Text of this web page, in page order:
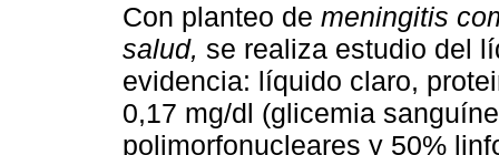
Con planteo de meningitis
salud, se realiza estudio del
evidencia: líquido claro,
0,17 mg/dl (glicemia
polimorfonucleares y 50%